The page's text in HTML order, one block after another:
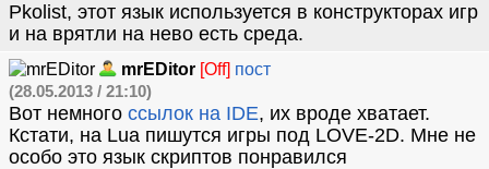
Pkolist, этот язык используется в конструкторах игр
и на врятли на нево есть среда.
mrEDitor [Off] пост
(28.05.2013 / 21:10)
Вот немного ссылок на IDE, их вроде хватает.
Кстати, на Lua пишутся игры под LOVE-2D. Мне не
особо это язык скриптов понравился